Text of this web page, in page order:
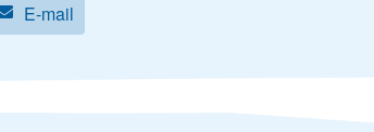
E-mail